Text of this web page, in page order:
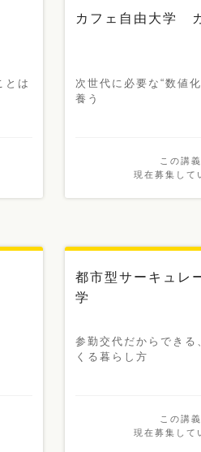
とは
カフェ自由大学
次世代に必要な“数値
養う
この講
現在募集して
都市型サーキュレ
学
参勤交代だからできる
くる暮らし方
この講
現在募集して